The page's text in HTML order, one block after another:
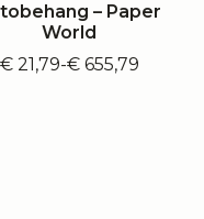
– Paper
World
€21,79-€655,79
Prijsklasse: